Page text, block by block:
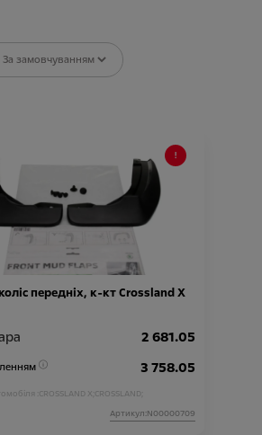
передніх, к-кт Crossland X
2 681.05
3 758.05
: CROSSLAND X; CROSSLAND;
Артикул:N00000709